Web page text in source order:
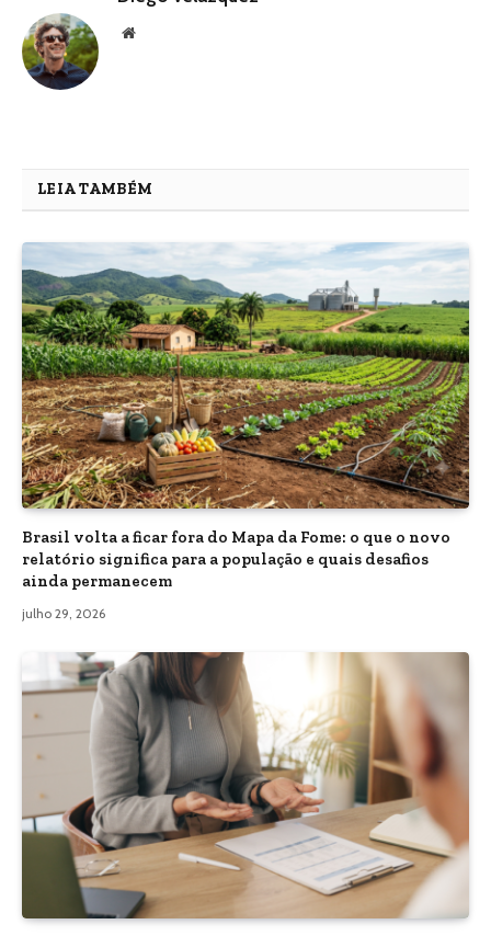
Website
LEIA TAMBÉM
Brasil volta a ficar fora do Mapa da Fome: o que o novo
relatório significa para a população e quais desafios
ainda permanecem
julho 29, 2026